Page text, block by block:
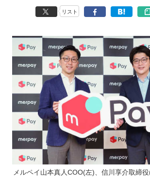
リスト
メルペイ山本真人COO(左)、信川享介取締